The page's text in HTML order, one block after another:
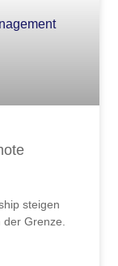
steigen
Grenze.